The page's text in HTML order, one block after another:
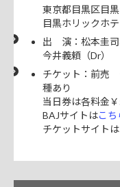
東京都目黒区目
目黒ホリックホ
出 演：松本圭司
今井義頼（Dr）
チケット：前売
種あり
当日券は各料金
BAJサイトはこち
チケットサイトは